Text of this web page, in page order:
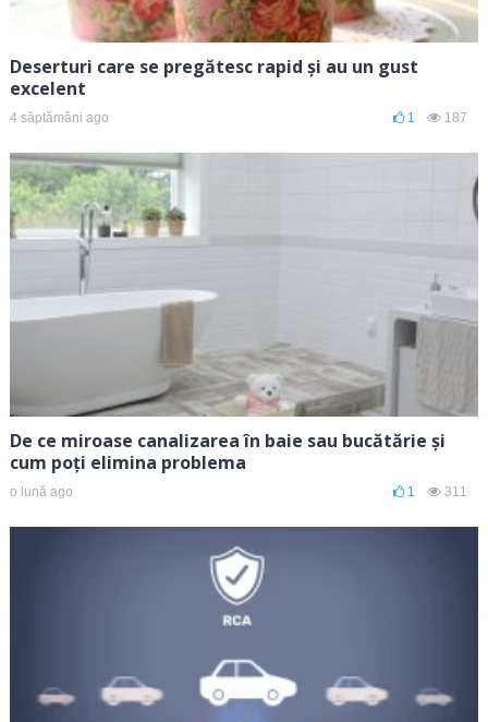
Deserturi care se pregătesc rapid și au un gust
excelent
4 săptămâni ago 1 187
De ce miroase canalizarea în baie sau bucătărie și
cum poți elimina problema
o lună ago 1 311